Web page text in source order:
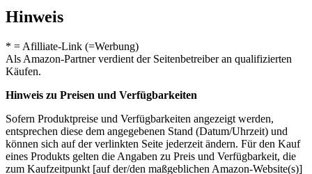
Hinweis
* = Afilliate-Link (=Werbung)
Als Amazon-Partner verdient der Seitenbetreiber an qualifizierten
Käufen.
Hinweis zu Preisen und Verfügbarkeiten
Sofern Produktpreise und Verfügbarkeiten angezeigt werden,
entsprechen diese dem angegebenen Stand (Datum/Uhrzeit) und
können sich auf der verlinkten Seite jederzeit ändern. Für den Kauf
eines Produkts gelten die Angaben zu Preis und Verfügbarkeit, die
zum Kaufzeitpunkt [auf der/den maßgeblichen Amazon-Website(s)]